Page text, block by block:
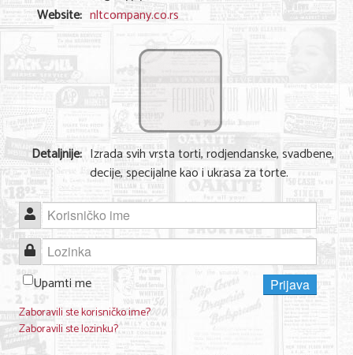
Shopping
Sve za venčanje
Sve za decu
Gastronomija
Kuća i bašta
Zdravlje i medicina
Sport i rekreacija
Hobi i razonoda
ADRESAR
Posao
Usluge
Website: nltcompany.co.rs
Detaljnije: Izrada svih vrsta torti, rodjendanske, svadbene,
decije, specijalne kao i ukrasa za torte.
Korisničko ime
Lozinka
Upamti me
Prijava
Zaboravili ste korisničko ime?
Zaboravili ste lozinku?